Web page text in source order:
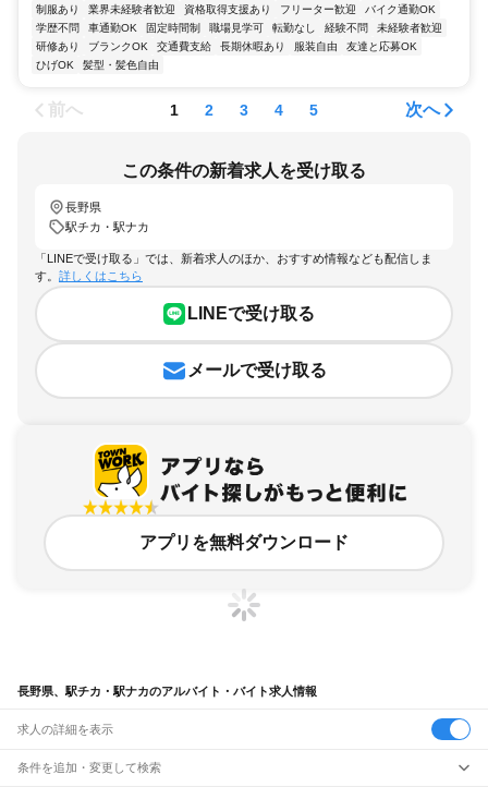
制服あり 業界未経験者歓迎 資格取得支援あり フリーター歓迎
バイク通勤OK
学歴不問
車通勤OK 固定時間制 職場見学可 転勤なし 経験不問
未経験者歓迎
研修あり
ブランクOK 交通費支給 長期休暇あり 服装自由
友達と応募OK
ひげOK
髪型・髪色自由
前へ 1 2 3 4 5 次へ
この条件の新着求人を受け取る
長野県
駅チカ・駅ナカ
「LINEで受け取る」では、新着求人のほか、おすすめ情報なども配信しま
す。 詳しくはこちら
LINEで受け取る
メールで受け取る
アプリを無料ダウンロード
長野県、駅チカ・駅ナカのアルバイト・バイト求人情報
求人の詳細を表示
条件を追加・変更して検索